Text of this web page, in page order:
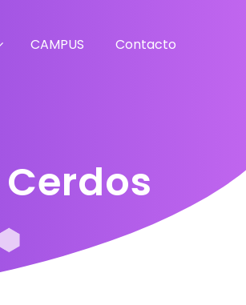
CAMPUS Contacto